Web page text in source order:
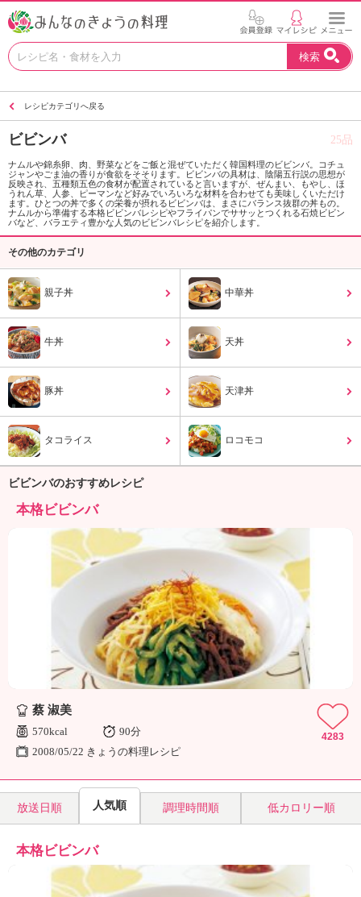
お
い
を
見
つ
け
よ
H
デ
シ
ル
の
ょ
う
の
料
理
」
検索
レシピカテゴリへ戻る
ビビンバ 25品
ナムルや錦糸卵、肉、野菜などをご飯と混ぜていただく韓国料理のビビンバ。コチュ
ジャンやごま油の香りが食欲をそそります。ビビンバの具材は、陰陽五行説の思想が
反映され、五種類五色の食材が配置されていると言いますが、ぜんまい、もやし、ほ
うれん草、人参、ピーマンなど好みでいろいろな材料を合わせても美味しくいただけ
ます。ひとつの丼で多くの栄養が摂れるビビンバは、まさにバランス抜群の丼もの。
ナムルから準備する本格ビビンバレシピやフライパンでササッとつくれる石焼ビビン
バなど、バラエティ豊かな人気のビビンバレシピを紹介します。
その他のカテゴリ
親子丼 中華丼
牛丼 天丼
豚丼 天津丼
タコライス ロコモコ
ビビンバのおすすめレシピ
本格ビビンバ
蔡 淑美
570kcal
90分
2008/05/22 きょうの料理レシピ
4283
放送日順 人気順 調理時間順 低カロリー順
本格ビビンバ